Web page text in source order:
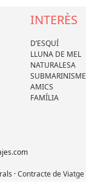
INTERÈS
D’ESQUÍ
LLUNA DE MEL
NATURALESA
SUBMARINISME
AMICS
FAMÍLIA
·Contracte de Viatge